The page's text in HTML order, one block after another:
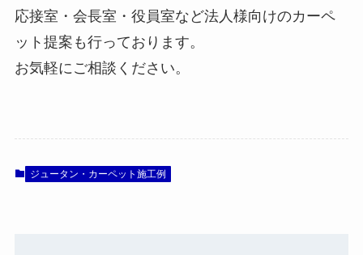
応接室・会長室・役員室など法人様向けのカーペ
ット提案も行っております。
お気軽にご相談ください。
ジュータン・カーペット施工例